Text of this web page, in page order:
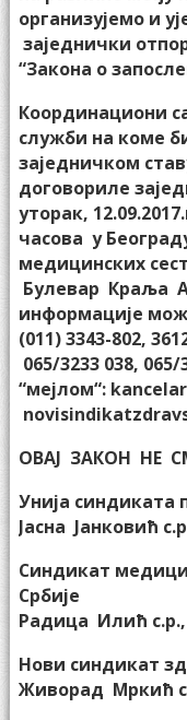
организујемо и
заједнички
“Закона о
Координациони
служби на коме
заједничком
договориле
уторак,
часова у
медицинских
Булевар Краља
информације
(011) 3343-802,
065/3233 038,
“мејлом“:
ОВАЈ ЗАКОН НЕ
Унија синдиката
Јасна Јанковић
Синдикат
Србије
Радица Илић
Нови синдикат
Живорад Мркић